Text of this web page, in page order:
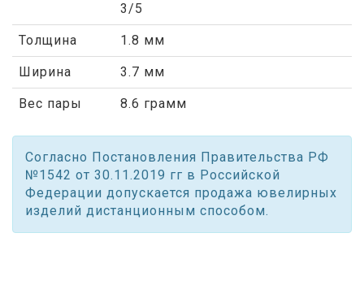
3/5
Толщина 1.8 мм
Ширина 3.7 мм
Вес пары 8.6 грамм
Согласно Постановления Правительства РФ
№1542 от 30.11.2019 гг в Российской
Федерации допускается продажа ювелирных
изделий дистанционным способом.